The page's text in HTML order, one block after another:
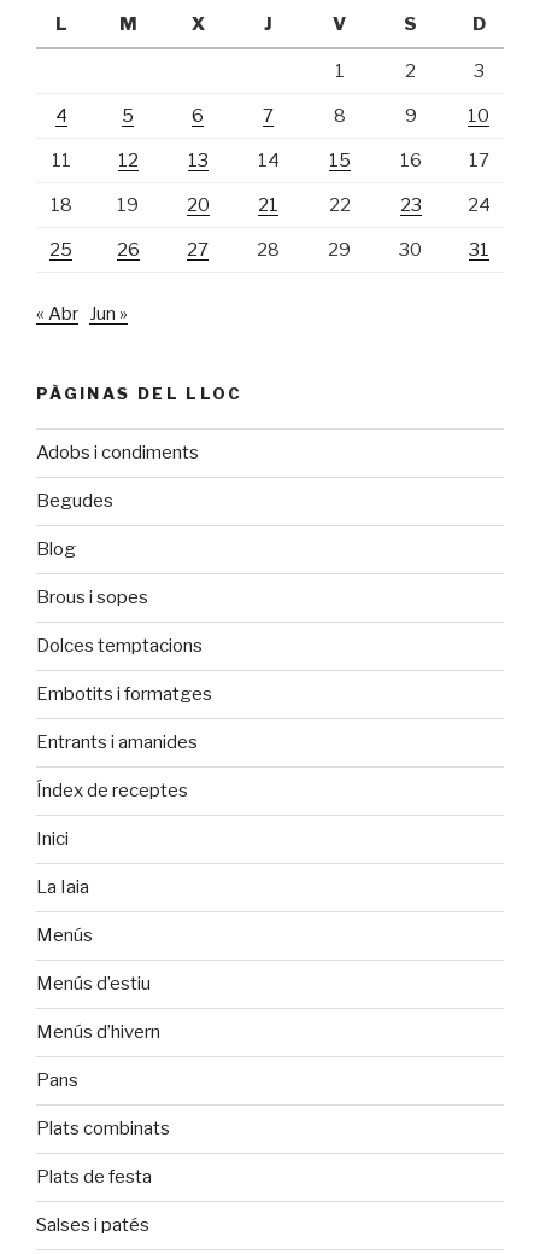
L
M X J V S D
1 2 3
4 5 6 7 8 9 10
11 12 13 14 15 16 17
18 19 20 21 22 23 24
25 26 27 28 29 30 31
« Abr Jun »
PÀGINAS DEL LLOC
Adobs i condiments
Begudes
Blog
Brous i sopes
Dolces temptacions
Embotits i formatges
Entrants i amanides
Índex de receptes
Inici
La Iaia
Menús
Menús d’estiu
Menús d’hivern
Pans
Plats combinats
Plats de festa
Salses i patés